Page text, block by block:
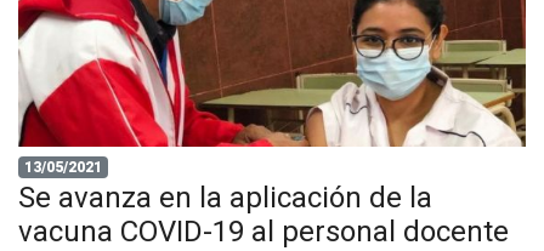
13/05/2021
Se avanza en la aplicación de la
vacuna COVID-19 al personal docente